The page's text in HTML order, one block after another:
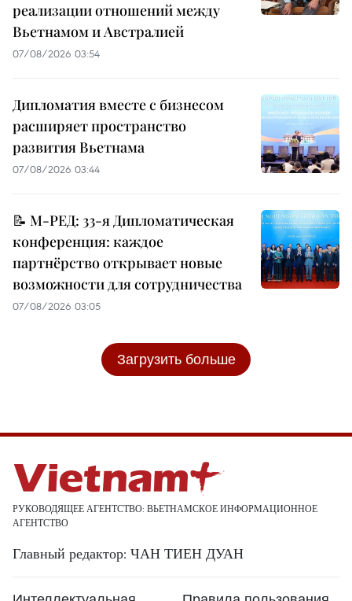
реализации отношений между
Вьетнамом и Австралией
07/08/2026 03:54
Дипломатия вместе с бизнесом
расширяет пространство
развития Вьетнама
07/08/2026 03:44
📝 М-РЕД: 33-я Дипломатическая
конференция: каждое
партнёрство открывает новые
возможности для сотрудничества
07/08/2026 03:05
Загрузить больше
РУКОВОДЯЩЕЕ АГЕНТСТВО: ВЬЕТНАМСКОЕ ИНФОРМАЦИОННОЕ
АГЕНТСТВО
Главный редактор: ЧАН ТИЕН ДУАН